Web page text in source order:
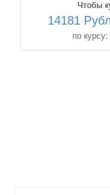
Чтобы
14181
по курсу: